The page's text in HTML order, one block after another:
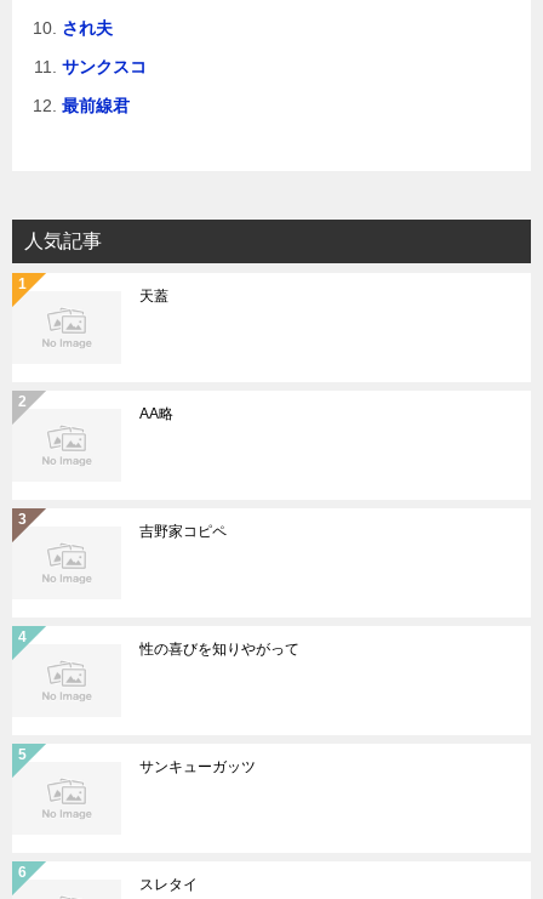
され夫
サンクスコ
最前線君
人気記事
天蓋
AA略
吉野家コピペ
性の喜びを知りやがって
サンキューガッツ
スレタイ